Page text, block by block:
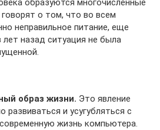
о том, что во всем
неправильное питание, еще
лет назад ситуация не была
образ жизни. Это явление
развиваться и усугубляться с
жизнь компьютера.